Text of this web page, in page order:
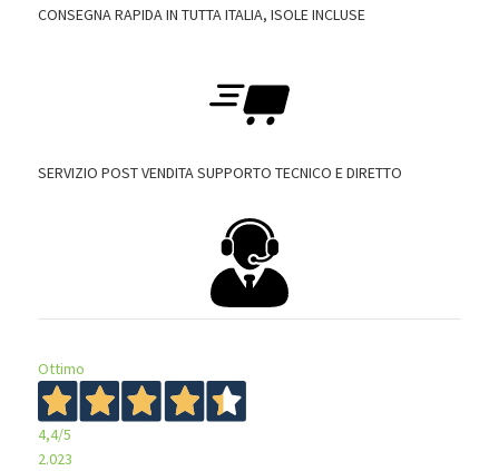
CONSEGNA RAPIDA IN TUTTA ITALIA, ISOLE INCLUSE
SERVIZIO POST VENDITA SUPPORTO TECNICO E DIRETTO
Ottimo
4,4/5
2.023